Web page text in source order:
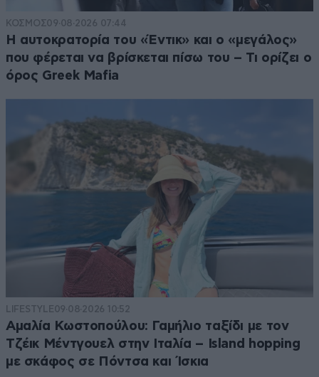
ΚΟΣΜΟΣ09·08·2026 07:44
Η αυτοκρατορία του «Έντικ» και ο «μεγάλος»
που φέρεται να βρίσκεται πίσω του – Τι ορίζει ο
όρος Greek Mafia
LIFESTYLE09·08·2026 10:52
Αμαλία Κωστοπούλου: Γαμήλιο ταξίδι με τον
Τζέικ Μέντγουελ στην Ιταλία – Island hopping
με σκάφος σε Πόντσα και Ίσκια